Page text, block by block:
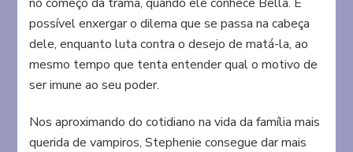
possível enxergar o dilema que se passa na cabeça
dele, enquanto luta contra o desejo de matá-la, ao
mesmo tempo que tenta entender qual o motivo de
ser imune ao seu poder.
Nos aproximando do cotidiano na vida da família mais
querida de vampiros, Stephenie consegue dar mais